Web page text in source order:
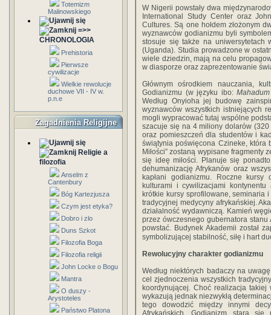
Totemizm
Malinowskiego
=>>
CHRONOLOGIA
Prehistoria
Pierwsze
cywilizacje
Wielkie rewolucje
duchowe VII - IV w.
p.n.e
Zagadnienia Religijne
Religie a
filozofia
Anselm z
Cantenbury
Bóg Kartezjusza
Czym jest etyka?
Dobro i zlo
Duns Szkot
Filozofia Boga
Filozofia religii
John Locke o Bogu
Mantra
O duszy -
Arystoteles
Państwo Platona
W Nigerii powstały dwa
International Study Center oraz
Cultures. Są one hołdem złożonym
wyznawców godianizmu byli
stosuje się także na uniwersytetach
(Uganda). Studia prowadzone w
wiele dziedzin, mają na celu
w diasporze oraz zaprezentowanie
Głównym ośrodkiem nauczania,
Godianizmu (w języku ibo:
Według Onyioha jej budowę
wyznawców wszystkich istniejących
mogli wypracować tutaj wspólne
szacuje się na 4 miliony dolarów
oraz pomieszczeń dla studentów i
świątynia poświęcona Czineke, która
Miłości” zostaną wypisane
się ideę miłości. Planuje się
dehumanizację Afrykanów oraz
kapłani godianizmu. Roczne
kulturami i cywilizacjami
krótkie kursy sprofilowane,
tradycyjnej medycyny afrykańskiej.
działalność wydawniczą. Kamień
przez ówczesnego gubernatora
powstać. Budynek Akademii został
symbolizującej stabilność, siłę i hart
Rewolucyjny charakter godianizmu
Według niektórych badaczy na
cel zjednoczenia wszystkich
koordynującej. Choć realizacja
wykazują jednak niezwykłą
tego dowodzić między innymi
Afrykańskich. Godianizm stara